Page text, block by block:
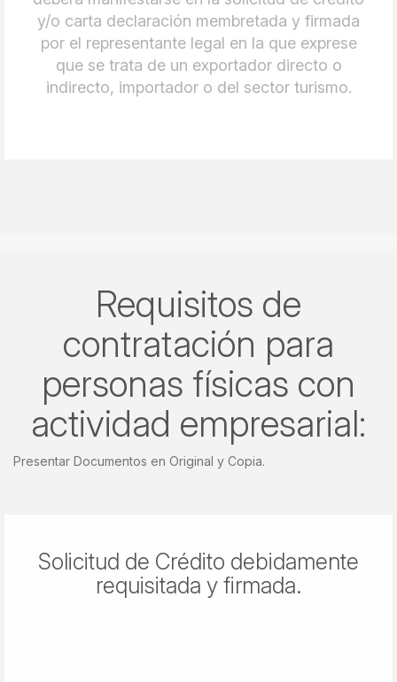
y/o carta declaración membretada y firmada
por el representante legal en la que exprese
que se trata de un exportador directo o
indirecto, importador o del sector turismo.
Requisitos de
contratación para
personas físicas con
actividad empresarial:
Presentar Documentos en Original y Copia.
Solicitud de Crédito debidamente
requisitada y firmada.